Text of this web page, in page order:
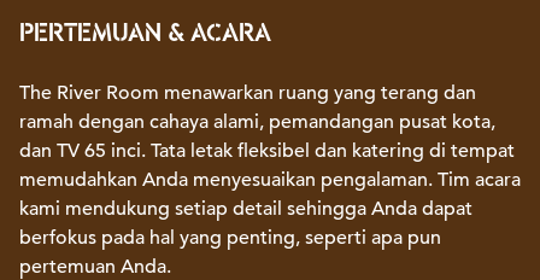
PERTEMUAN & ACARA
The River Room menawarkan ruang yang terang dan
ramah dengan cahaya alami, pemandangan pusat kota,
dan TV 65 inci. Tata letak fleksibel dan katering di tempat
memudahkan Anda menyesuaikan pengalaman. Tim acara
kami mendukung setiap detail sehingga Anda dapat
berfokus pada hal yang penting, seperti apa pun
pertemuan Anda.